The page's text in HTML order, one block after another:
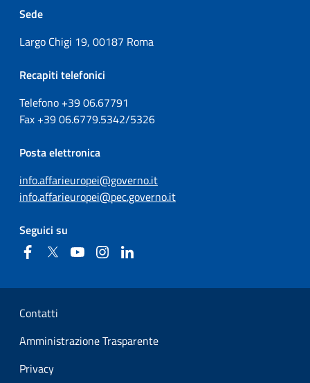
Sede
Largo Chigi 19, 00187 Roma
Recapiti telefonici
Telefono +3906.67791
Fax +3906.6779.5342/5326
Posta elettronica
info.affarieuropei@governo.it
info.affarieuropei@pec.governo.it
Seguici su
FacebookTwitter YouTubeInstagram
Sezione Link Utili
Contatti
Amministrazione Trasparente
Privacy